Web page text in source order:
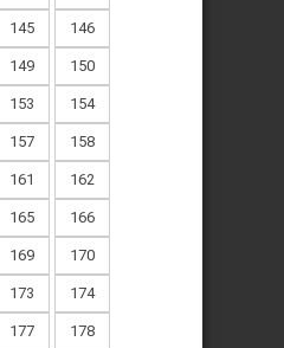
145 146
149 150
153 154
157 158
161 162
165 166
169 170
173 174
177 178